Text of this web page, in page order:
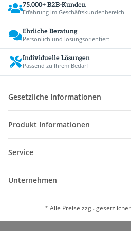
75.000+ B2B-Kunden
Erfahrung im Geschäftskundenbereich
Ehrliche Beratung
Persönlich und lösungsorientiert
Individuelle Lösungen
Passend zu Ihrem Bedarf
Gesetzliche Informationen
Produkt Informationen
Service
Unternehmen
* Alle Preise zzgl.